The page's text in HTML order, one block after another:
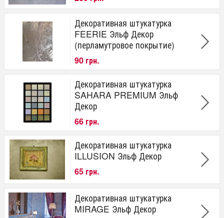
Декоративная штукатурка
FEERIE Эльф Декор
(перламутровое покрытие)
90 грн.
Декоративная штукатурка
SAHARA PREMIUM Эльф
Декор
66 грн.
Декоративная штукатурка
ILLUSION Эльф Декор
65 грн.
Декоративная штукатурка
MIRAGE Эльф Декор